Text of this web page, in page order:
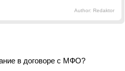
Author: Redaktor
в договоре с МФО?